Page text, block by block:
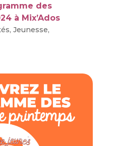
des
à Mix’Ados
, Jeunesse,